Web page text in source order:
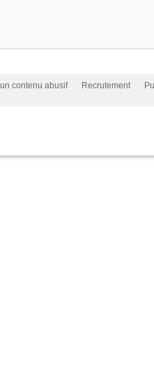
contenu abusif Recrutement